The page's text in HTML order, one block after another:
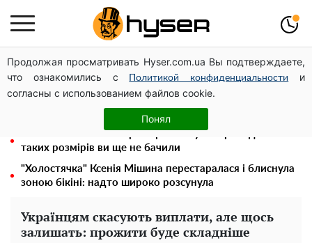
Продолжая просматривать Hyser.com.ua Вы подтверждаете,
что ознакомились с
Политикой конфиденциальности
и
согласны с использованием файлов cookie.
Понял
Гола Олена Тополя у цікавих позах змусила відвисати
щелепи: злив відео – було лише початком
Олена Тополя злив відео – це далеко не все: фронтмен
"Антитіла" Тарас Тополя став наступним
таких розмірів ви ще не бачили
"Холостячка" Ксенія Мішина перестаралася і блиснула
зоною бікіні: надто широко розсунула
Українцям скасують виплати, але щось
залишать: прожити буде складніше